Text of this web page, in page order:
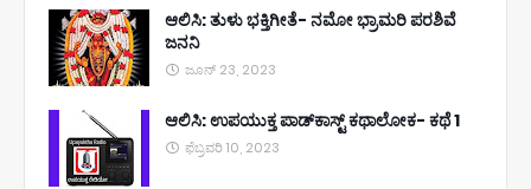
ಆಲಿಸಿ: ತುಳು ಭಕ್ತಿಗೀತೆ- ನಮೋ ಭ್ರಾಮರಿ ಪರಶಿವೆ
ಜನನಿ
ಜೂನ್ 23, 2023
ಆಲಿಸಿ: ಉಪಯುಕ್ತ ಪಾಡ್‌ಕಾಸ್ಟ್‌ ಕಥಾಲೋಕ- ಕಥೆ 1
ಫೆಬ್ರವರಿ 10, 2023